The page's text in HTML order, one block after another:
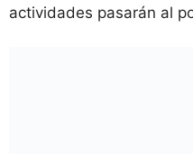
actividades pasarán al